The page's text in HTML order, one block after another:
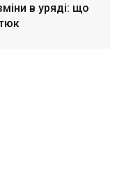
в уряді: що